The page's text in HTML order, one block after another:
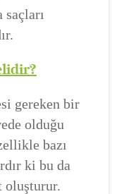
saçları
gereken bir
olduğu
bazı
ki bu da
oluşturur.